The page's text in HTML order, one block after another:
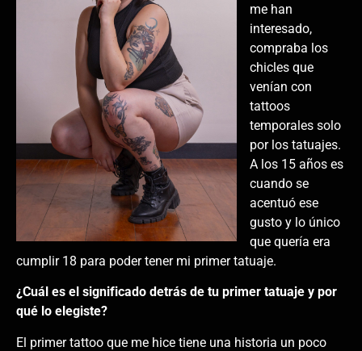
me han
interesado,
compraba los
chicles que
venían con
tattoos
temporales solo
por los tatuajes.
A los 15 años es
cuando se
acentuó ese
gusto y lo único
que quería era
cumplir 18 para poder tener mi primer tatuaje.
¿Cuál es el significado detrás de tu primer tatuaje y por
qué lo elegiste?
El primer tattoo que me hice tiene una historia un poco